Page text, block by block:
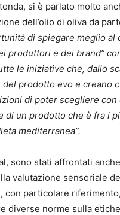
si è parlato molto
dell’olio di oliva da
di spiegare meglio al
produttori e dei brand”
le iniziative che, dallo
prodotto evo e creano
di poter scegliere
di un prodotto che è fra i
mediterranea”.
sono stati affrontati
valutazione sensoriale
con particolare
diverse norme sulla